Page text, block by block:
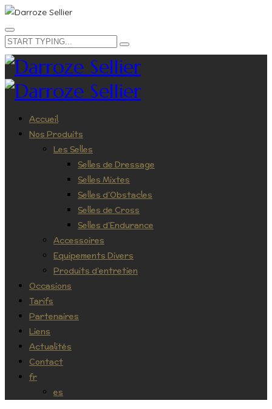
Accueil
Nos Produits
Les Selles
Selles de Dressage
Selles Mixtes
Selles d’Obstacles
Selles de Cross
Selles d’Endurance
Accessoires
Equipements Divers
Produits d’entretien
Occasions
Tarifs
Partenaires
Liens
Actualités
Contact
fr
es